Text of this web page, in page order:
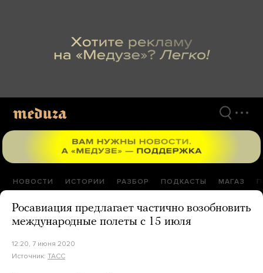
НОВОСТИ ИСТОРИИ РАЗБОР ПОДКАСТЫ МАГАЗ
Росавиация предлагает частично возобновить
международные полеты с 15 июля
12:20, 7 июня 2020
Источник: ТАСС